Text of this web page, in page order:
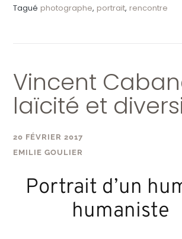
Taguéphotographe,portrait,rencontre
Vincent
laïcité et
20 FÉVRIER 2017
EMILIE GOULIER
Portrait d’un
humaniste